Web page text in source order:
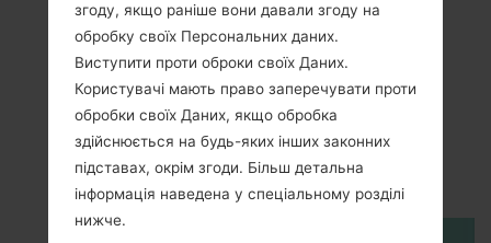
Відео
LGK240F(LGK240F)
akaLG X Max
згоду, якщо раніше вони давали згоду на
обробку своїх Персональних даних.
Виступити проти оброки своїх Даних.
Користувачі мають право заперечувати проти
обробки своїх Даних, якщо обробка
здійснюється на будь-яких інших законних
підставах, окрім згоди. Більш детальна
інформація наведена у спеціальному розділі
нижче.